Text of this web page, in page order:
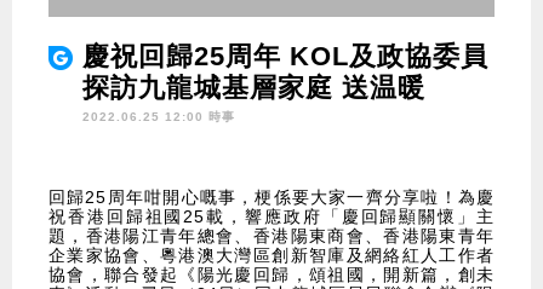
慶祝回歸25周年 KOL及政協委員
探訪九龍城基層家庭 送温暖
2022.06.25 12:00 時事
回歸25周年咁開心嘅事，梗係要大家一齊分享啦！為慶
祝香港回歸祖國25載，響應政府「慶回歸顯關懷」主
題，香港陽江青年總會、香港陽東商會、香港陽東青年
企業家協會、粵港澳大灣區創新智庫及網絡紅人工作者
協會，聯合發起《陽光慶回歸，頌祖國，開新篇，創未